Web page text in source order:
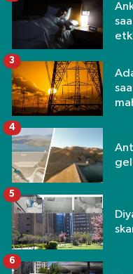
3
4
5
6